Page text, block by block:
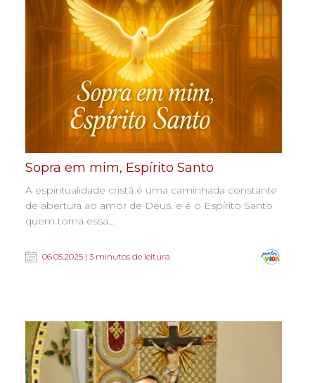
Sopra em mim, Espírito Santo
A espiritualidade cristã é uma caminhada constante
de abertura ao amor de Deus, e é o Espírito Santo
quem torna essa...
06.05.2025 | 3 minutos de leitura